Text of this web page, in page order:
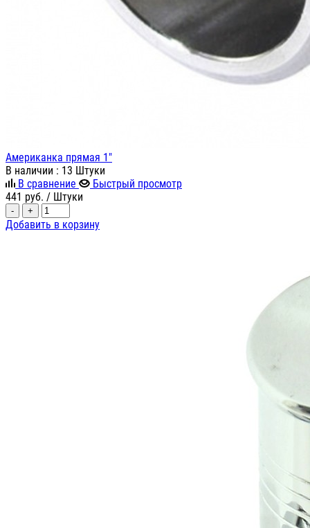
Американка прямая 1"
В наличии : 13 Штуки
В сравнение
Быстрый просмотр
441 руб. / Штуки
- +
Добавить в корзину